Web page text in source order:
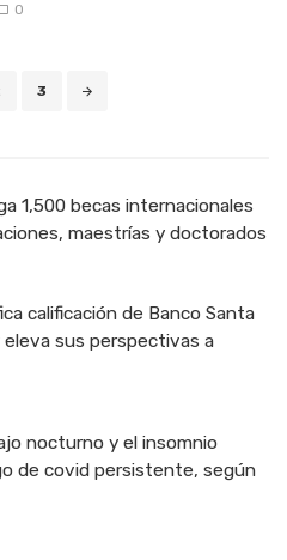
0
3
1,500 becas internacionales
maestrías y doctorados
calificación de Banco Santa
eleva sus perspectivas a
nocturno y el insomnio
de covid persistente, según